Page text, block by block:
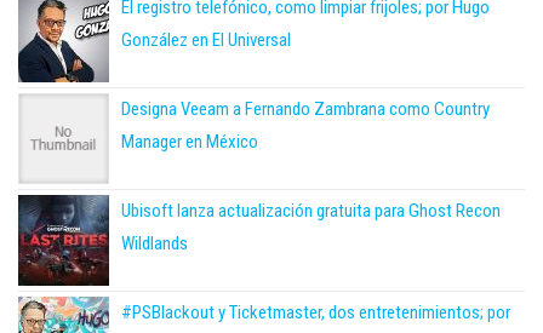
El registro telefónico, como limpiar frijoles; por Hugo
González en El Universal
Designa Veeam a Fernando Zambrana como Country
Manager en México
Ubisoft lanza actualización gratuita para Ghost Recon
Wildlands
#PSBlackout y Ticketmaster, dos entretenimientos; por